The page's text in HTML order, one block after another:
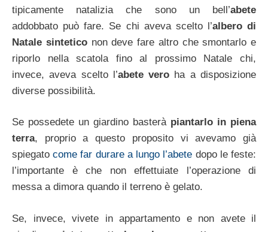
tipicamente natalizia che sono un bell’abete
addobbato può fare. Se chi aveva scelto l’albero di
Natale sinteticonon deve fare altro che smontarlo e
riporlo nella scatola fino al prossimo Natale chi,
invece, aveva scelto l’abete vero ha a disposizione
diverse possibilità.
Se possedete un giardino basterà piantarlo in piena
terra, proprio a questo proposito vi avevamo già
spiegatocome far durare a lungo l’abete dopo le feste:
l’importante è che non effettuiate l’operazione di
messa a dimora quando il terreno è gelato.
Se, invece, vivete in appartamento e non avete il